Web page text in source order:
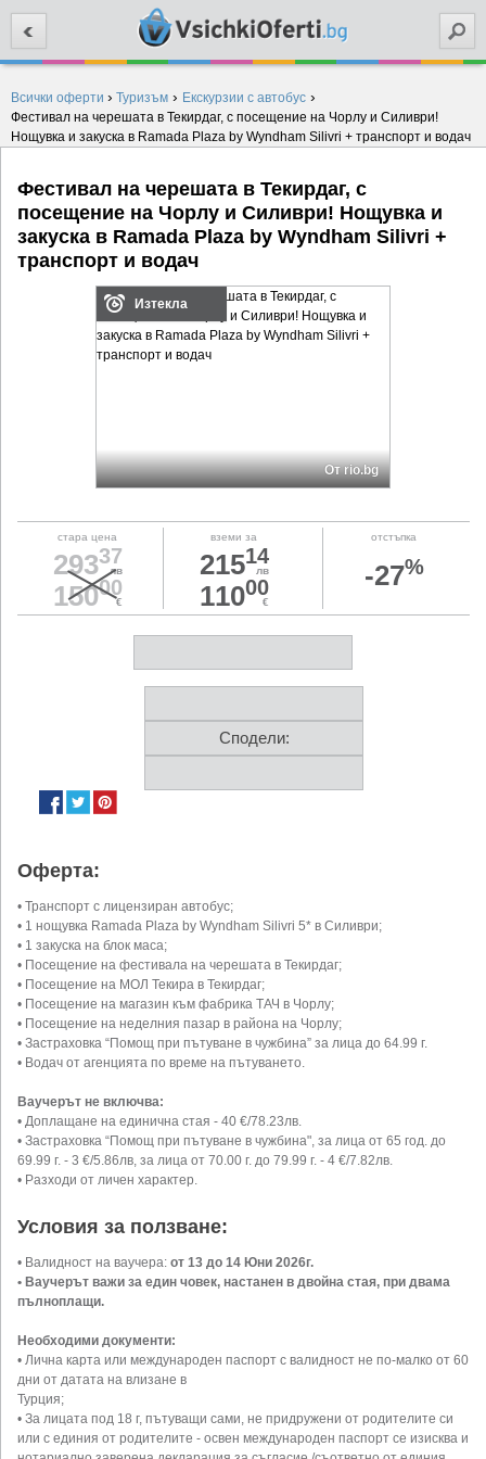
Всички оферти › Туризъм › Екскурзии с автобус ›
Фестивал на черешата в Текирдаг, с посещение на Чорлу и Силиври!
Нощувка и закуска в Ramada Plaza by Wyndham Silivri + транспорт и водач
Фестивал на черешата в Текирдаг, с
посещение на Чорлу и Силиври! Нощувка и
закуска в Ramada Plaza by Wyndham Silivri +
транспорт и водач
Изтекла
От rio.bg
стара цена
29337
лв
15000
€
вземи за
21514
лв
11000
€
отстъпка
-27%
Сподели:
Оферта:
• Транспорт с лицензиран автобус;
• 1 нощувка Ramada Plaza by Wyndham Silivri 5* в Силиври;
• 1 закуска на блок маса;
• Посещение на фестивала на черешата в Текирдаг;
• Посещение на МОЛ Текира в Текирдаг;
• Посещение на магазин към фабрика ТАЧ в Чорлу;
• Посещение на неделния пазар в района на Чорлу;
• Застраховка “Помощ при пътуване в чужбина” за лица до 64.99 г.
• Водач от агенцията по време на пътуването.
Ваучерът не включва:
• Доплащане на единична стая - 40 €/78.23лв.
• Застраховка “Помощ при пътуване в чужбина", за лица от 65 год. до
69.99 г. - 3 €/5.86лв, за лица от 70.00 г. до 79.99 г. - 4 €/7.82лв.
• Разходи от личен характер.
Условия за ползване:
• Валидност на ваучера: от 13 до 14 Юни 2026г.
• Ваучерът важи за един човек, настанен в двойна стая, при двама
пълноплащи.
Необходими документи:
• Лична карта или международен паспорт с валидност не по-малко от 60
дни от датата на влизане в
Турция;
• За лицата под 18 г, пътуващи сами, не придружени от родителите си
или с единия от родителите - освен международен паспорт се изисква и